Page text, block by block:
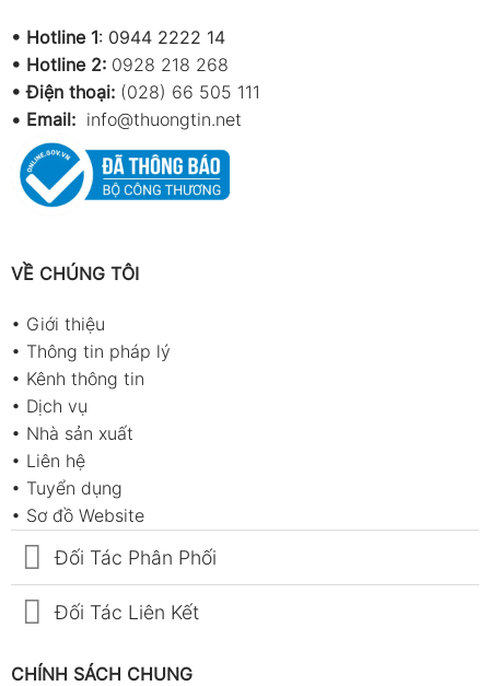
• Hotline 1: 0944 2222 14
• Hotline 2: 0928 218 268
• Điện thoại: (028) 66 505 111
• Email: info@thuongtin.net
VỀ CHÚNG TÔI
• Giới thiệu
• Thông tin pháp lý
• Kênh thông tin
• Dịch vụ
• Nhà sản xuất
• Liên hệ
• Tuyển dụng
• Sơ đồ Website
Đối Tác Phân Phối
Đối Tác Liên Kết
CHÍNH SÁCH CHUNG